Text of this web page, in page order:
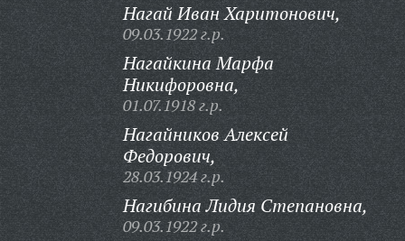
Нагай Иван Харитонович,
09.03.1922 г.р.
Нагайкина Марфа
Никифоровна,
01.07.1918 г.р.
Нагайников Алексей
Федорович,
28.03.1924 г.р.
Нагибина Лидия Степановна,
09.03.1922 г.р.